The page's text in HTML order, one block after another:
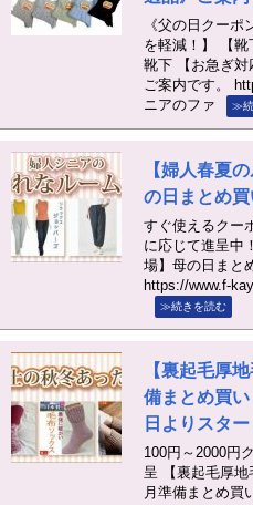
《父の日クー
を軽減！】 【
靴下 【お急ぎ対
ご案内です。
ニアのファ
≫続
【婦人春夏
の日まとめ買
すぐ使えるクー
に応じて進呈中
場】母の日まと
https://www.f-
≫続きを読む
【裏起毛厚
備まとめ買
日よりスター
100円～2000円
呈 【裏起毛厚
月準備まとめ買